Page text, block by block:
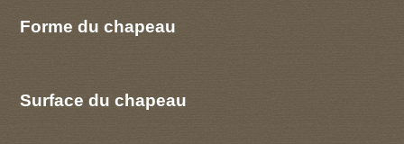
Forme du chapeau
Surface du chapeau